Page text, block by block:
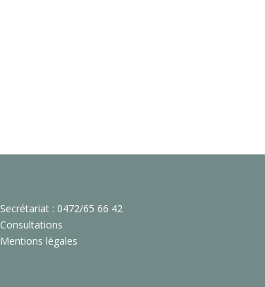
Secrétariat : 0472/65 66 42
Consultations
Mentions légales